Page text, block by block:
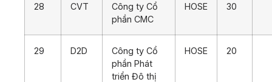
28 CVT
Công ty Cổ
phần CMC
HOSE 30
29 D2D
Công ty Cổ
phần Phát
triển Đô thị
HOSE 20